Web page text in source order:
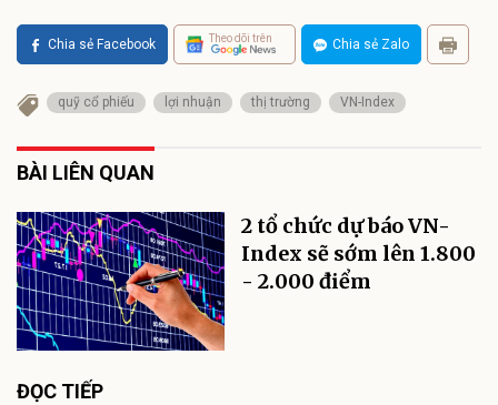
Chia sẻ Facebook Theo dõi trên Chia sẻ Zalo
quỹ cổ phiếu lợi nhuận thị trường VN-Index
BÀI LIÊN QUAN
2 tổ chức dự báo VN-
Index sẽ sớm lên 1.800
- 2.000 điểm
ĐỌC TIẾP